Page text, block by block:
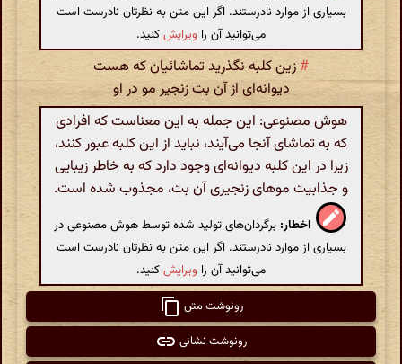
بسیاری از موارد نادرستند. اگر این متن به نظرتان نادرست است
می‌توانید آن را ویرایشکنید.
# زین کلبه نگذرید تماشائیان که هست
دیوانه‌ای از آن بت زنجیر مو در او
هوش مصنوعی: این جمله به این معناست که افرادی
که به تماشای آنجا می‌آیند، نباید از این کلبه عبور کنند،
زیرا در این کلبه دیوانه‌ای وجود دارد که به خاطر زیبایی
و جذابیت موهای زنجیری آن بت، مجذوب شده است.
اخطار: برگردان‌های تولید شده توسط هوش مصنوعی در
بسیاری از موارد نادرستند. اگر این متن به نظرتان نادرست است
می‌توانید آن را ویرایشکنید.
رونوشت متن
رونوشت نشانی